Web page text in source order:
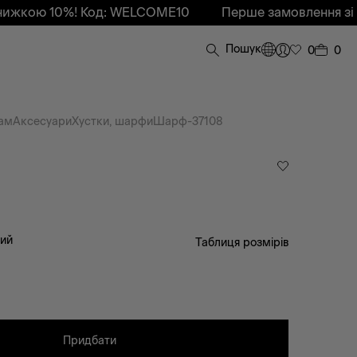
Код: WELCOME10 Перше замовлення зі знижкою
Пошук 0 0
АксесуариХустки, шарфи Шарф-37108
Таблиця розмірів
Придбати